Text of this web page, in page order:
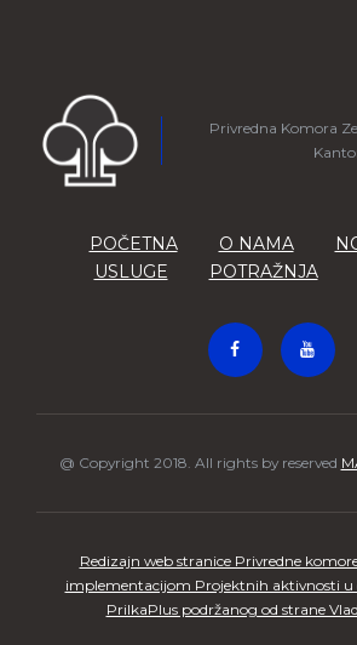
Privredna Komora
POČETNA O NAMA
USLUGE
POTRAŽNJA
@ Copyright 2018. All rights by reserved
Redizajn web stranice Privredne
implementacijom Projektnih aktivnosti
PrilkaPlus podržanog od strane